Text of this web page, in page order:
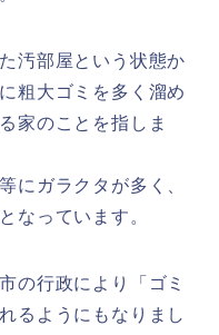
汚部屋という状態か
粗大ゴミを多く溜め
家のことを指しま
にガラクタが多く、
なっています。
の行政により「ゴミ
るようにもなりまし